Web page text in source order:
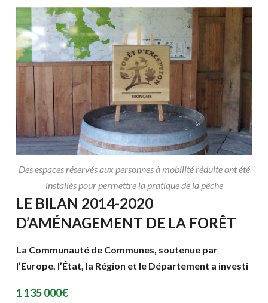
Des espaces réservés aux personnes à mobilité réduite ont été
installés pour permettre la pratique de la pêche
LE BILAN 2014-2020
D’AMÉNAGEMENT DE LA FORÊT
La Communauté de Communes, soutenue par
l’Europe, l’État, la Région et le Département a investi
1 135 000€